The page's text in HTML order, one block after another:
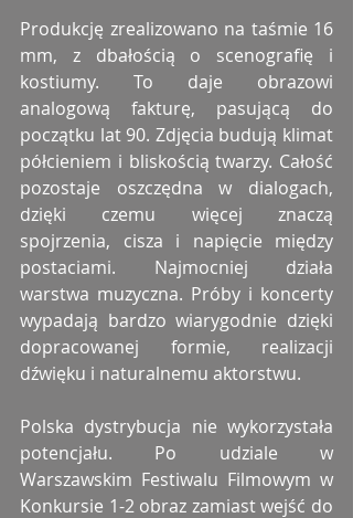
Produkcję zrealizowano na taśmie 16
mm, z dbałością o scenografię i
kostiumy. To daje obrazowi
analogową fakturę, pasującą do
początku lat 90. Zdjęcia budują klimat
półcieniem i bliskością twarzy. Całość
pozostaje oszczędna w dialogach,
dzięki czemu więcej znaczą
spojrzenia, cisza i napięcie między
postaciami. Najmocniej działa
warstwa muzyczna. Próby i koncerty
wypadają bardzo wiarygodnie dzięki
dopracowanej formie, realizacji
dźwięku i naturalnemu aktorstwu.
Polska dystrybucja nie wykorzystała
potencjału. Po udziale w
Warszawskim Festiwalu Filmowym w
Konkursie 1-2 obraz zamiast wejść do